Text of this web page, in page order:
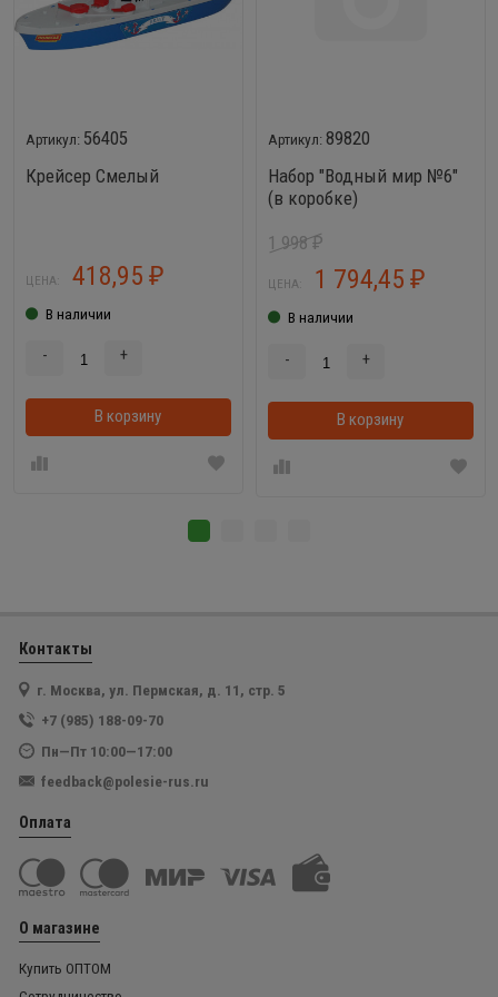
56405
Крейсер Смелый
ЦЕНА: 418,95 ₽
В наличии
- +
В корзину В корзинке
89820
Набор "Водный мир №6"
(в коробке)
1 998₽
ЦЕНА: 1 794,45 ₽
В наличии
- +
В корзину
Контакты
г. Москва, ул. Пермская, д. 11, стр. 5
+7 (985) 188-09-70
Пн—Пт 10:00—17:00
feedback@polesie-rus.ru
Оплата
О магазине
Купить ОПТОМ